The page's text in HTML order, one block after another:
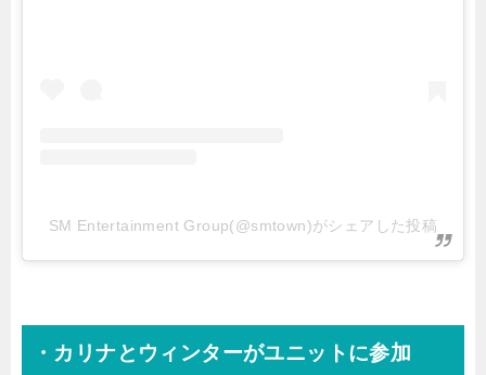
SM Entertainment Group(@smtown)がシェアした投稿
・カリナとウィンターがユニットに参加